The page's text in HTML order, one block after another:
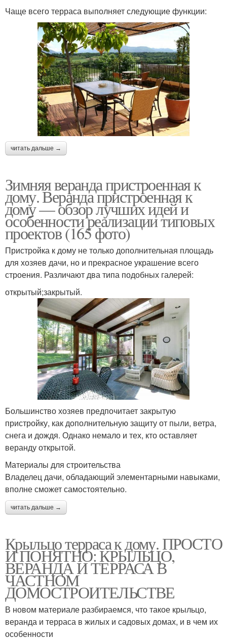
Чаще всего терраса выполняет следующие функции:
читать дальше →
Зимняя веранда пристроенная к
дому. Веранда пристроенная к
дому — обзор лучших идей и
особенности реализации типовых
проектов (165 фото)
Пристройка к дому не только дополнительная площадь
для хозяев дачи, но и прекрасное украшение всего
строения. Различают два типа подобных галерей:
открытый;закрытый.
Большинство хозяев предпочитает закрытую
пристройку, как дополнительную защиту от пыли, ветра,
снега и дождя. Однако немало и тех, кто оставляет
веранду открытой.
Материалы для строительства
Владелец дачи, обладающий элементарными навыками,
вполне сможет самостоятельно.
читать дальше →
Крыльцо терраса к дому. ПРОСТО
И ПОНЯТНО: КРЫЛЬЦО,
ВЕРАНДА И ТЕРРАСА В
ЧАСТНОМ
ДОМОСТРОИТЕЛЬСТВЕ
В новом материале разбираемся, что такое крыльцо,
веранда и терраса в жилых и садовых домах, и в чем их
особенности